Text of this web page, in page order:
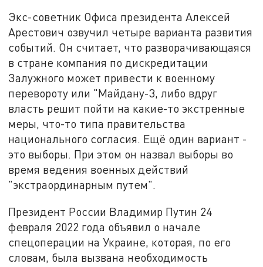
Экс-советник Офиса президента Алексей
Арестович озвучил четыре варианта развития
событий. Он считает, что разворачивающаяся
в стране компания по дискредитации
Залужного может привести к военному
перевороту или "Майдану-3, либо вдруг
власть решит пойти на какие-то экстренные
меры, что-то типа правительства
национального согласия. Ещё один вариант -
это выборы. При этом он назвал выборы во
время ведения военных действий
"экстраординарным путем".
Президент России Владимир Путин 24
февраля 2022 года объявил о начале
спецоперации на Украине, которая, по его
словам, была вызвана необходимость